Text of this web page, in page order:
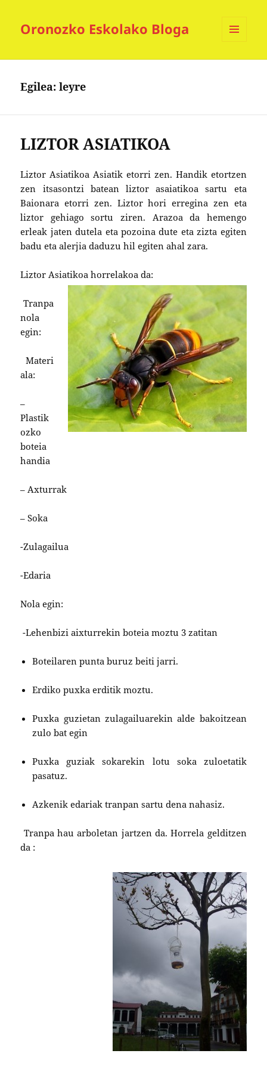
Oronozko Eskolako Bloga
Egilea:leyre
LIZTOR ASIATIKOA
Liztor Asiatikoa Asiatik etorri zen. Handik etortzen
zen itsasontzi batean liztor asaiatikoa sartu eta
Baionara etorri zen. Liztor hori erregina zen eta
liztor gehiago sortu ziren. Arazoa da hemengo
erleak jaten dutela eta pozoina dute eta zizta egiten
badu eta alerjia daduzu hil egiten ahal zara.
Liztor Asiatikoa horrelakoa da:
Tranpa
nola
egin:
Materi
ala:
–
Plastik
ozko
boteia
handia
– Axturrak
– Soka
-Zulagailua
-Edaria
Nola egin:
-Lehenbizi aixturrekin boteia moztu 3 zatitan
Boteilaren punta buruz beiti jarri.
Erdiko puxka erditik moztu.
Puxka guzietan zulagailuarekin alde bakoitzean
zulo bat egin
Puxka guziak sokarekin lotu soka zuloetatik
pasatuz.
Azkenik edariak tranpan sartu dena nahasiz.
Tranpa hau arboletan jartzen da. Horrela gelditzen
da :